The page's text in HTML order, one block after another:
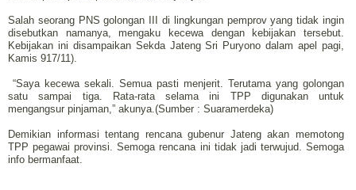
Salah seorang PNS golongan III di lingkungan pemprov yang tidak ingin
disebutkan namanya, mengaku kecewa dengan kebijakan tersebut.
Kebijakan ini disampaikan Sekda Jateng Sri Puryono dalam apel pagi,
Kamis 917/11).
“Saya kecewa sekali. Semua pasti menjerit. Terutama yang golongan
satu sampai tiga. Rata-rata selama ini TPP digunakan untuk
mengangsur pinjaman,” akunya.(Sumber : Suaramerdeka)
Demikian informasi tentang rencana gubenur Jateng akan memotong
TPP pegawai provinsi. Semoga rencana ini tidak jadi terwujud. Semoga
info bermanfaat.